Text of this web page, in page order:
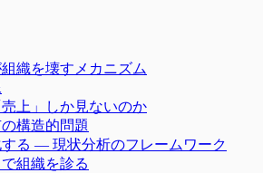
織を壊すメカニズム
上」しか見ないのか
構造的問題
る ― 現状分析のフレームワーク
で組織を診る